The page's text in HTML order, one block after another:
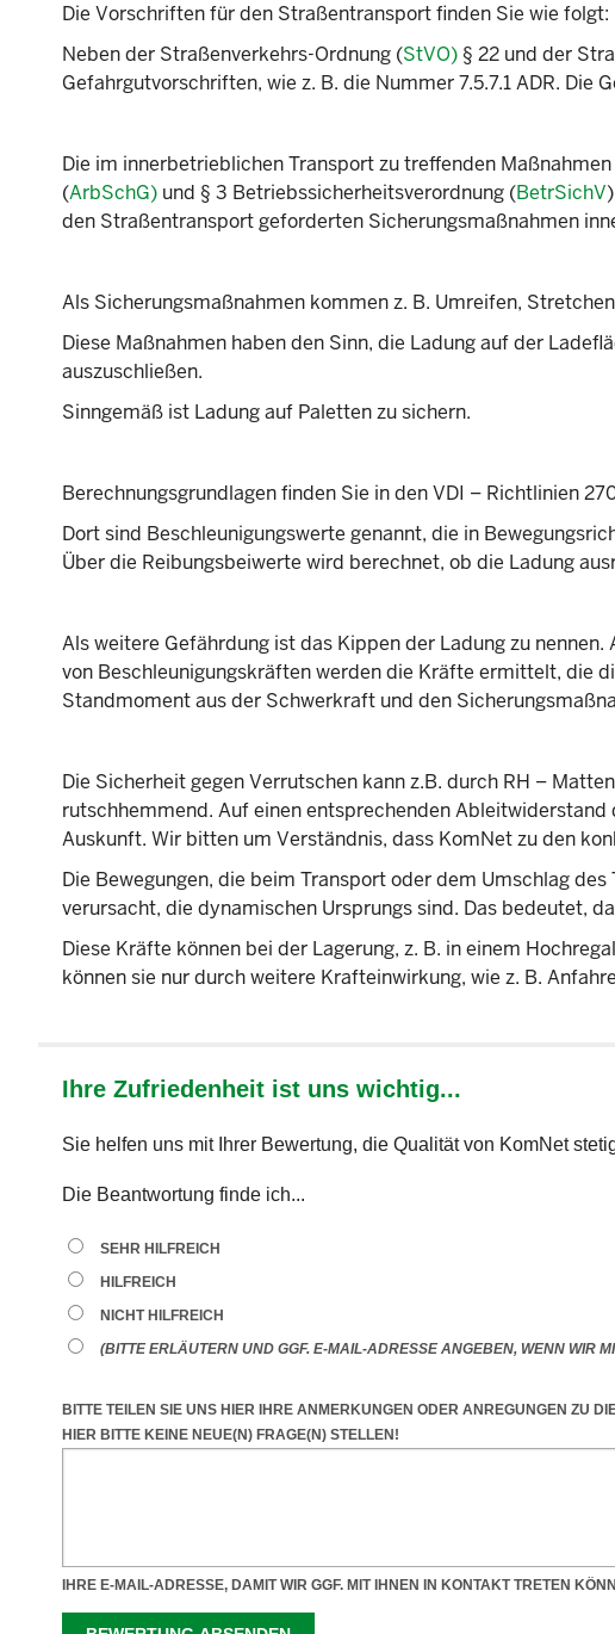
Die Vorschriften für den Straßentransport finden Sie wie folgt:
Neben der Straßenverkehrs-Ordnung (StVO) § 22 und der
Gefahrgutvorschriften, wie z. B. die Nummer 7.5.7.1 ADR. Die
Die im innerbetrieblichen Transport zu treffenden
(ArbSchG) und § 3 Betriebssicherheitsverordnung (BetrSichV
den Straßentransport geforderten Sicherungsmaßnahmen
Als Sicherungsmaßnahmen kommen z. B. Umreifen,
Diese Maßnahmen haben den Sinn, die Ladung auf der
auszuschließen.
Sinngemäß ist Ladung auf Paletten zu sichern.
Berechnungsgrundlagen finden Sie in den VDI – Richtlinien
Dort sind Beschleunigungswerte genannt, die in
Über die Reibungsbeiwerte wird berechnet, ob die Ladung
Als weitere Gefährdung ist das Kippen der Ladung zu
von Beschleunigungskräften werden die Kräfte ermittelt, die
Standmoment aus der Schwerkraft und den
Die Sicherheit gegen Verrutschen kann z.B. durch RH –
rutschhemmend. Auf einen entsprechenden
Auskunft. Wir bitten um Verständnis, dass KomNet zu den
Die Bewegungen, die beim Transport oder dem Umschlag
verursacht, die dynamischen Ursprungs sind. Das bedeutet,
Diese Kräfte können bei der Lagerung, z. B. in einem
können sie nur durch weitere Krafteinwirkung, wie z. B.